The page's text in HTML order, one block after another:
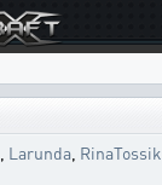
Larunda RinaTossik